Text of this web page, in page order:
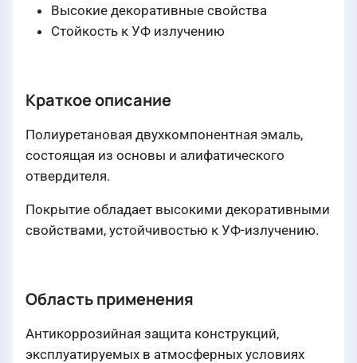
Высокие декоративные свойства
Стойкость к УФ излучению
Краткое описание
Полиуретановая двухкомпонентная эмаль,
состоящая из основы и алифатического
отвердителя.
Покрытие обладает высокими декоративными
свойствами, устойчивостью к УФ-излучению.
Область применения
Антикоррозийная защита конструкций,
эксплуатируемых в атмосферных условиях